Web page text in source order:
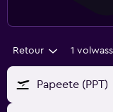
Retour 1
Papeete (PPT)